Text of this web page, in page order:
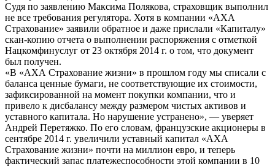
Судя по заявлению Максима Полякова, страховщик выполнил
не все требования регулятора. Хотя в компании «АХА
Страхование» заявили обратное и даже прислали «Капиталу»
скан-копию отчета о выполнении распоряжения с отметкой
Нацкомфинуслуг от 23 октября 2014 г. о том, что документ
был получен.
«В «АХА Страхование жизни» в прошлом году мы списали с
баланса ценные бумаги, не соответствующие их стоимости,
зафиксированной на момент покупки компании, что и
привело к дисбалансу между размером чистых активов и
уставного капитала. Но нарушение устранено», — уверяет
Андрей Перетяжко. По его словам, французские акционеры в
сентябре 2014 г. увеличили уставный капитал «АХА
Страхование жизни» почти на миллион евро, и теперь
фактический запас платежеспособности этой компании в 10